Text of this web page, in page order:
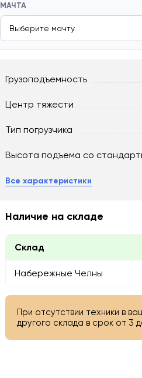
МАЧТА
Грузоподъемность
Центр тяжести
Тип погрузчика
Высота подъема со
Все характеристики
Наличие на складе
Склад
Набережные Челны
При отсутствии техники в
другого склада в срок от 3